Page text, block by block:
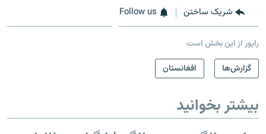
شریک ساختن Follow us
راپور از این بخش است
گزارش‌ها
افغانستان
بیشتر بخوانید